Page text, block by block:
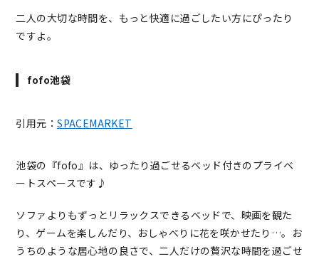
二人の大切な時間を、もっと快適に過ごしたい方にぴったり
ですよ。
fofo池袋
引用元：SPACEMARKET
池袋の『fofo』は、ゆったり過ごせるベッド付きのプライベ
ートスペースです♪
ソファよりもずっとリラックスできるベッドで、映画を観た
り、ゲームを楽しんだり、おしゃべりに花を咲かせたり…。お
うちのような居心地の良さで、二人だけの贅沢な時間を過ごせ